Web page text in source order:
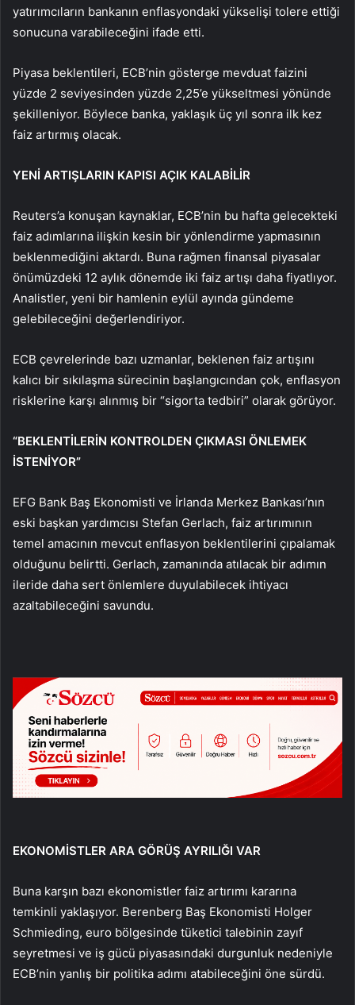
yatırımcıların bankanın enflasyondaki yükselişi tolere ettiği
sonucuna varabileceğini ifade etti.
Piyasa beklentileri, ECB’nin gösterge mevduat faizini
yüzde 2 seviyesinden yüzde 2,25’e yükseltmesi yönünde
şekilleniyor. Böylece banka, yaklaşık üç yıl sonra ilk kez
faiz artırmış olacak.
YENİ ARTIŞLARIN KAPISI AÇIK KALABİLİR
Reuters’a konuşan kaynaklar, ECB’nin bu hafta gelecekteki
faiz adımlarına ilişkin kesin bir yönlendirme yapmasının
beklenmediğini aktardı. Buna rağmen finansal piyasalar
önümüzdeki 12 aylık dönemde iki faiz artışı daha fiyatlıyor.
Analistler, yeni bir hamlenin eylül ayında gündeme
gelebileceğini değerlendiriyor.
ECB çevrelerinde bazı uzmanlar, beklenen faiz artışını
kalıcı bir sıkılaşma sürecinin başlangıcından çok, enflasyon
risklerine karşı alınmış bir “sigorta tedbiri” olarak görüyor.
“BEKLENTİLERİN KONTROLDEN ÇIKMASI ÖNLEMEK
İSTENİYOR”
EFG Bank Baş Ekonomisti ve İrlanda Merkez Bankası’nın
eski başkan yardımcısı Stefan Gerlach, faiz artırımının
temel amacının mevcut enflasyon beklentilerini çıpalamak
olduğunu belirtti. Gerlach, zamanında atılacak bir adımın
ileride daha sert önlemlere duyulabilecek ihtiyacı
azaltabileceğini savundu.
EKONOMİSTLER ARA GÖRÜŞ AYRILIĞI VAR
Buna karşın bazı ekonomistler faiz artırımı kararına
temkinli yaklaşıyor. Berenberg Baş Ekonomisti Holger
Schmieding, euro bölgesinde tüketici talebinin zayıf
seyretmesi ve iş gücü piyasasındaki durgunluk nedeniyle
ECB’nin yanlış bir politika adımı atabileceğini öne sürdü.